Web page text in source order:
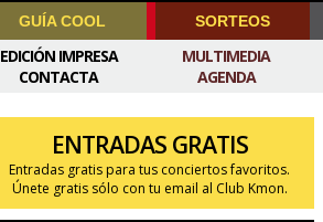
GUÍA COOL SORTEOS
MULTIMEDIA
AGENDA
EDICIÓN IMPRESA
CONTACTA
ENTRADAS GRATIS
Entradas gratis para tus conciertos favoritos.
Únete gratis sólo con tu email al Club Kmon.